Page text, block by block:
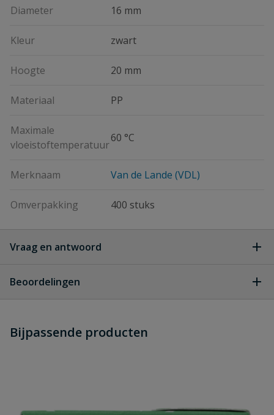
Diameter 16 mm
Kleur zwart
Hoogte 20 mm
Materiaal PP
Maximale
vloeistoftemperatuur
60 °C
Merknaam Van de Lande (VDL)
Omverpakking 400 stuks
Vraag en antwoord
dit product?
Beoordelingen
Schrijf zelf een beoordeling
Bijpassende producten